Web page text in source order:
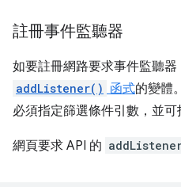
註冊事件監聽器
如要註冊網路要求事件監聽器
addListener() 函式的變體
必須指定篩選條件引數，並可
網頁要求 API 的